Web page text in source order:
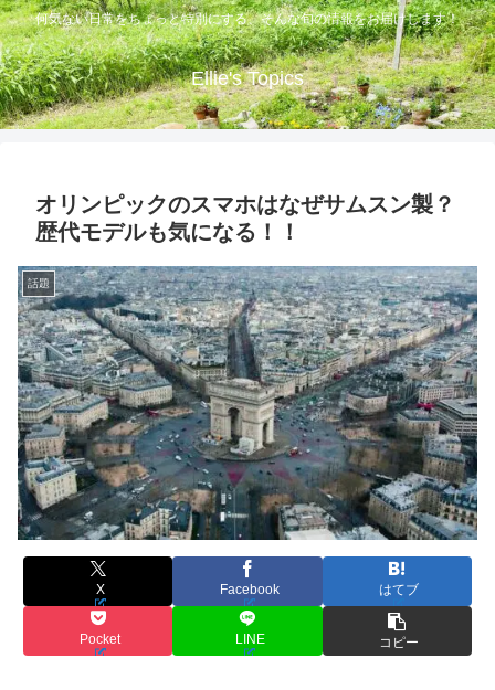
何気ない日常をちょっと特別にする、そんな旬の情報をお届けします！
Ellie's Topics
オリンピックのスマホはなぜサムスン製？
歴代モデルも気になる！！
話題
X Facebook はてブ
Pocket LINE コピー